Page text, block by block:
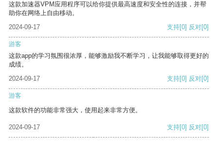
这款加速器VPM应用程序可以给你提供最高速度和安全性的连接，并帮
助你在网络上自由移动。
2024-09-17
支持[0] 反对[0]
游客
这款app的学习氛围很浓厚，能够激励我不断学习，让我能够取得更好的
成绩。
2024-09-17
支持[0] 反对[0]
游客
这款软件的功能非常强大，使用起来非常方便。
2024-09-17 支持[0] 反对[0]